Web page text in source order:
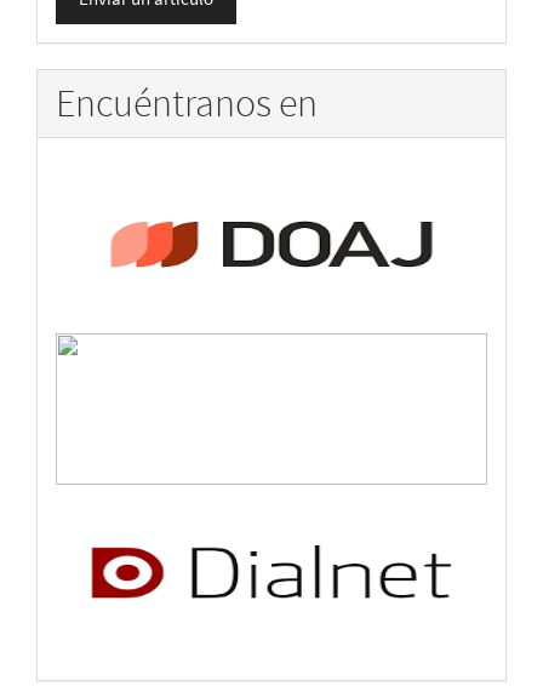
un
artículo
Encuéntranos en